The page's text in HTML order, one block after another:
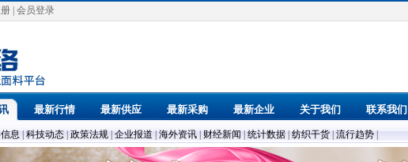
会员登录
最新行情 最新供应 最新采购 最新企业 关于我们 联系我们
息 科技动态 政策法规 企业报道 海外资讯 财经新闻 统计数据 纺织干货 流行趋势